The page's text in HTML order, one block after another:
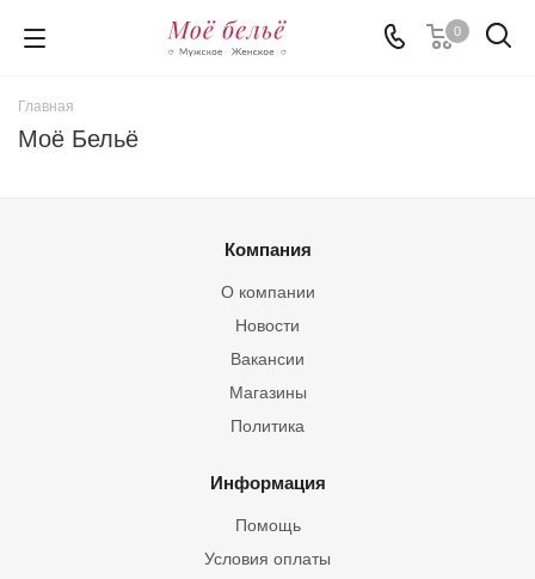
0
Главная
Моё Бельё
Компания
О компании
Новости
Вакансии
Магазины
Политика
Информация
Помощь
Условия оплаты